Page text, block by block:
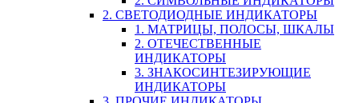
2. СВЕТОДИОДНЫЕ ИНДИКАТОРЫ
1. МАТРИЦЫ, ПОЛОСЫ, ШКАЛЫ
2. ОТЕЧЕСТВЕННЫЕ
ИНДИКАТОРЫ
3. ЗНАКОСИНТЕЗИРУЮЩИЕ
ИНДИКАТОРЫ